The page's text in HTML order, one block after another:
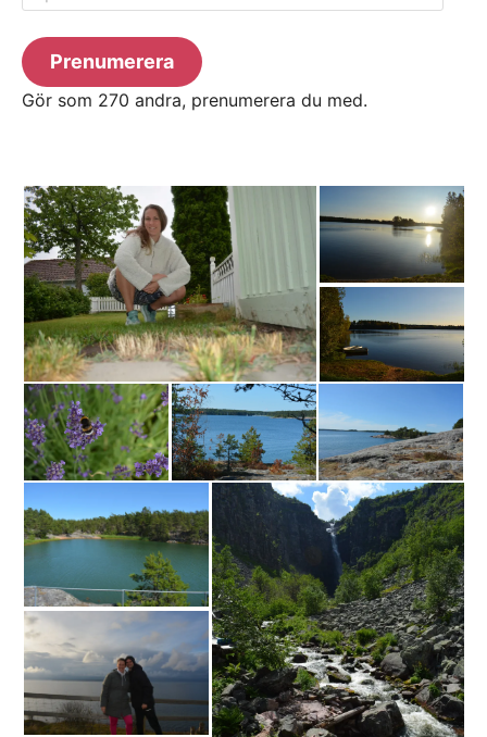
postadress
Prenumerera
Gör som 270 andra, prenumerera du med.